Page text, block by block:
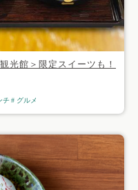
光館＞限定スイーツも！
チ グルメ